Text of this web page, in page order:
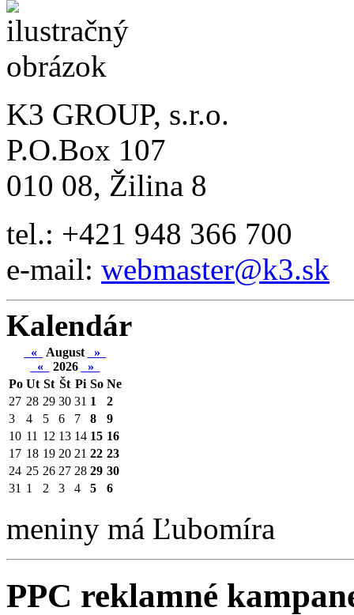
K3 GROUP, s.r.o.
P.O.Box 107
010 08, Žilina 8
tel.: +421 948 366 700
e-mail: webmaster@k3.sk
Kalendár
« August
»
«
2026
»
Po Ut St Št Pi So Ne
27 28 29 30 31 1
2
3
4 5 6 7 8
9
10 11 12 13 14 15 16
17 18 19 20 21 22 23
24 25 26 27 28 29 30
31 1 2 3 4 5 6
meniny má Ľubomíra
PPC reklamné